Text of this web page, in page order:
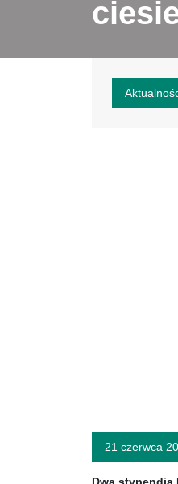
21 czerwca